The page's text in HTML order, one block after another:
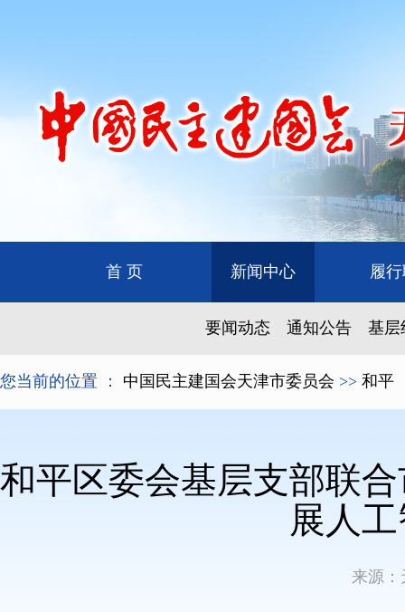
首 页 新闻中心 履
要闻动态 通知公告 基层
您当前的位置 ： 中国民主建国会天津市委员会 >> 和平
和平区委会基层支部联
展人
来源